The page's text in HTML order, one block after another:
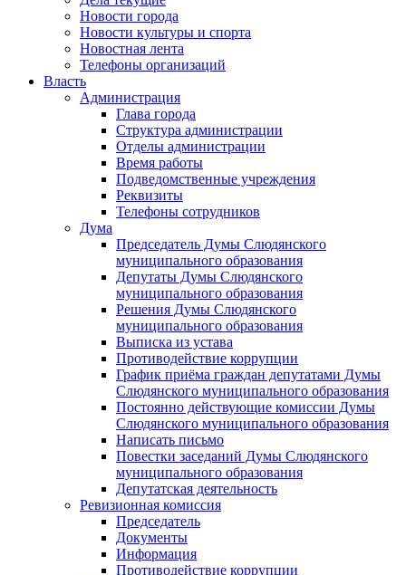
Новости города
Новости культуры и спорта
Новостная лента
Телефоны организаций
Власть
Администрация
Глава города
Структура администрации
Отделы администрации
Время работы
Подведомственные учреждения
Реквизиты
Телефоны сотрудников
Дума
Председатель Думы Слюдянского
муниципального образования
Депутаты Думы Слюдянского
муниципального образования
Решения Думы Слюдянского
муниципального образования
Выписка из устава
Противодействие коррупции
График приёма граждан депутатами Думы
Слюдянского муниципального образования
Постоянно действующие комиссии Думы
Слюдянского муниципального образования
Написать письмо
Повестки заседаний Думы Слюдянского
муниципального образования
Депутатская деятельность
Ревизионная комиссия
Председатель
Документы
Информация
Противодействие коррупции